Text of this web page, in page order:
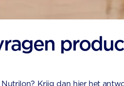
Krijg dan hier het